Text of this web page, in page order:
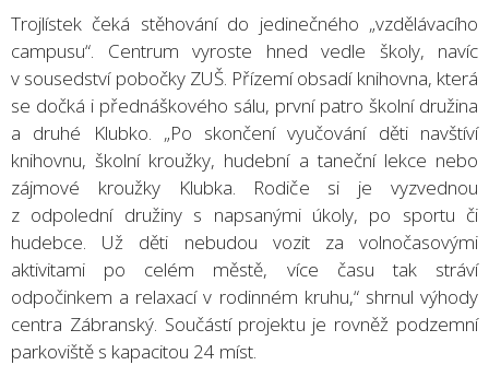
Trojlístek čeká stěhování do jedinečného „vzdělávacího
campusu“. Centrum vyroste hned vedle školy, navíc
v sousedství pobočky ZUŠ. Přízemí obsadí knihovna, která
se dočká i přednáškového sálu, první patro školní družina
a druhé Klubko. „Po skončení vyučování děti navštíví
knihovnu, školní kroužky, hudební a taneční lekce nebo
zájmové kroužky Klubka. Rodiče si je vyzvednou
z odpolední družiny s napsanými úkoly, po sportu či
hudebce. Už děti nebudou vozit za volnočasovými
aktivitami po celém městě, více času tak stráví
odpočinkem a relaxací v rodinném kruhu,“ shrnul výhody
centra Zábranský. Součástí projektu je rovněž podzemní
parkoviště s kapacitou 24 míst.